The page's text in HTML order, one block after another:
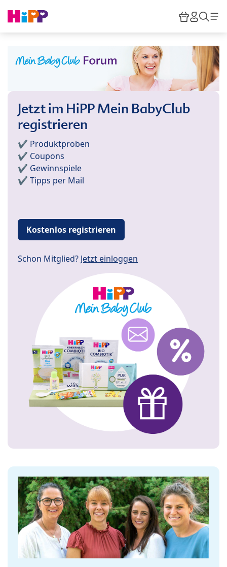
HiPP
Jetzt im HiPP Mein BabyClub
registrieren
✔️ Produktproben
✔️ Coupons
✔️ Gewinnspiele
✔️ Tipps per Mail
Kostenlos registrieren
Schon Mitglied? Jetzt einloggen